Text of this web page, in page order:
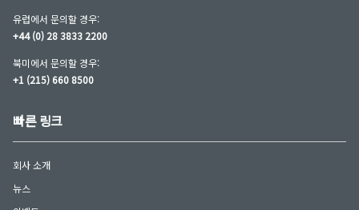
빠른 링크
회사 소개
뉴스
유럽에서 문의할 경우:
+44 (0) 28 3833 2200
북미에서 문의할 경우:
+1 (215) 660 8500